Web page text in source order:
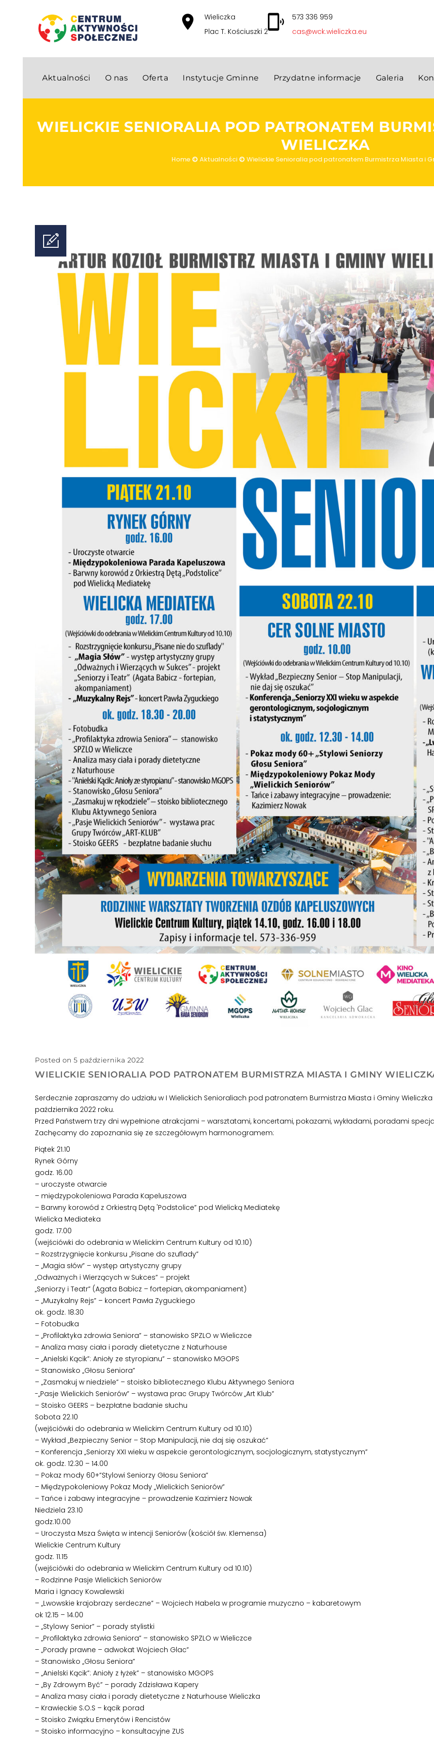
Wieliczka
Plac T. Kościuszki 2
573 336 959
cas@wck.wieliczka.eu
Aktualności O nas Oferta Instytucje Gminne Przydatne informacje Galeria
WIELICKIE SENIORALIA POD PATRONATEM
WIELICZKA
Home Aktualności Wielickie Senioralia pod patronatem Burmistrza Miasta i
Posted on 5 października 2022
WIELICKIE SENIORALIA POD PATRONATEM BURMISTRZA MIASTA I GMINY
Serdecznie zapraszamy do udziału w I Wielickich Senioraliach pod patronatem Burmistrza Miasta i Gminy
października 2022 roku.
Przed Państwem trzy dni wypełnione atrakcjami – warsztatami, koncertami, pokazami, wykładami, poradami
Zachęcamy do zapoznania się ze szczegółowym harmonogramem:
Piątek 21.10
Rynek Górny
godz. 16.00
– uroczyste otwarcie
– międzypokoleniowa Parada Kapeluszowa
– Barwny korowód z Orkiestrą Dętą 'Podstolice” pod Wielicką Mediatekę
Wielicka Mediateka
godz. 17.00
(wejściówki do odebrania w Wielickim Centrum Kultury od 10.10)
– Rozstrzygnięcie konkursu „Pisane do szuflady”
– „Magia słów” – występ artystyczny grupy
„Odważnych i Wierzących w Sukces” – projekt
„Seniorzy i Teatr” (Agata Babicz – fortepian, akompaniament)
– „Muzykalny Rejs” – koncert Pawła Zyguckiego
ok. godz. 18.30
– Fotobudka
– „Profilaktyka zdrowia Seniora” – stanowisko SPZLO w Wieliczce
– Analiza masy ciała i porady dietetyczne z Naturhouse
– „Anielski Kącik”: Anioły ze styropianu” – stanowisko MGOPS
– Stanowisko „Głosu Seniora”
– „Zasmakuj w niedziele” – stoisko bibliotecznego Klubu Aktywnego Seniora
-„Pasje Wielickich Seniorów” – wystawa prac Grupy Twórców „Art Klub”
– Stoisko GEERS – bezpłatne badanie słuchu
Sobota 22.10
(wejściówki do odebrania w Wielickim Centrum Kultury od 10.10)
– Wykład „Bezpieczny Senior – Stop Manipulacji, nie daj się oszukać”
– Konferencja „Seniorzy XXI wieku w aspekcie gerontologicznym, socjologicznym, statystycznym”
ok. godz. 12.30 – 14.00
– Pokaz mody 60+”Stylowi Seniorzy Głosu Seniora”
– Międzypokoleniowy Pokaz Mody „Wielickich Seniorów”
– Tańce i zabawy integracyjne – prowadzenie Kazimierz Nowak
Niedziela 23.10
godz.10.00
– Uroczysta Msza Święta w intencji Seniorów (kościół św. Klemensa)
Wielickie Centrum Kultury
godz. 11.15
(wejściówki do odebrania w Wielickim Centrum Kultury od 10.10)
– Rodzinne Pasje Wielickich Seniorów
Maria i Ignacy Kowalewski
– „Lwowskie krajobrazy serdeczne” – Wojciech Habela w programie muzyczno – kabaretowym
ok 12.15 – 14.00
– „Stylowy Senior” – porady stylistki
– „Profilaktyka zdrowia Seniora” – stanowisko SPZLO w Wieliczce
– „Porady prawne – adwokat Wojciech Glac”
– Stanowisko „Głosu Seniora”
– „Anielski Kącik”: Anioły z łyżek” – stanowisko MGOPS
– „By Zdrowym Być” – porady Zdzisława Kapery
– Analiza masy ciała i porady dietetyczne z Naturhouse Wieliczka
– Krawieckie S.O.S – kącik porad
– Stoisko Związku Emerytów i Rencistów
– Stoisko informacyjno – konsultacyjne ZUS